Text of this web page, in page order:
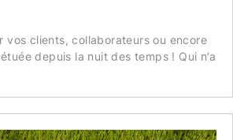
clients, collaborateurs ou encore
depuis la nuit des temps ! Qui n’a